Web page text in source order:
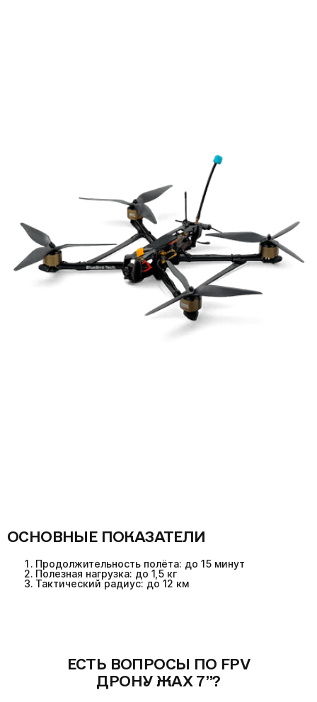
ОСНОВНЫЕ ПОКАЗАТЕЛИ
Продолжительность полёта: до 15 минут
Полезная нагрузка: до 1,5 кг
Тактический радиус: до 12 км
ЕСТЬ ВОПРОСЫ ПО FPV
ДРОНУ ЖАХ 7”?